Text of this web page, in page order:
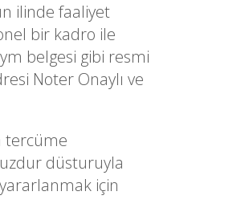
ilinde faaliyet
bir kadro ile
belgesi gibi resmi
Noter Onaylı ve
tercüme
düsturuyla
için